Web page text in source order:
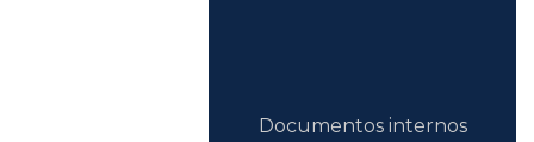
Documentos internos